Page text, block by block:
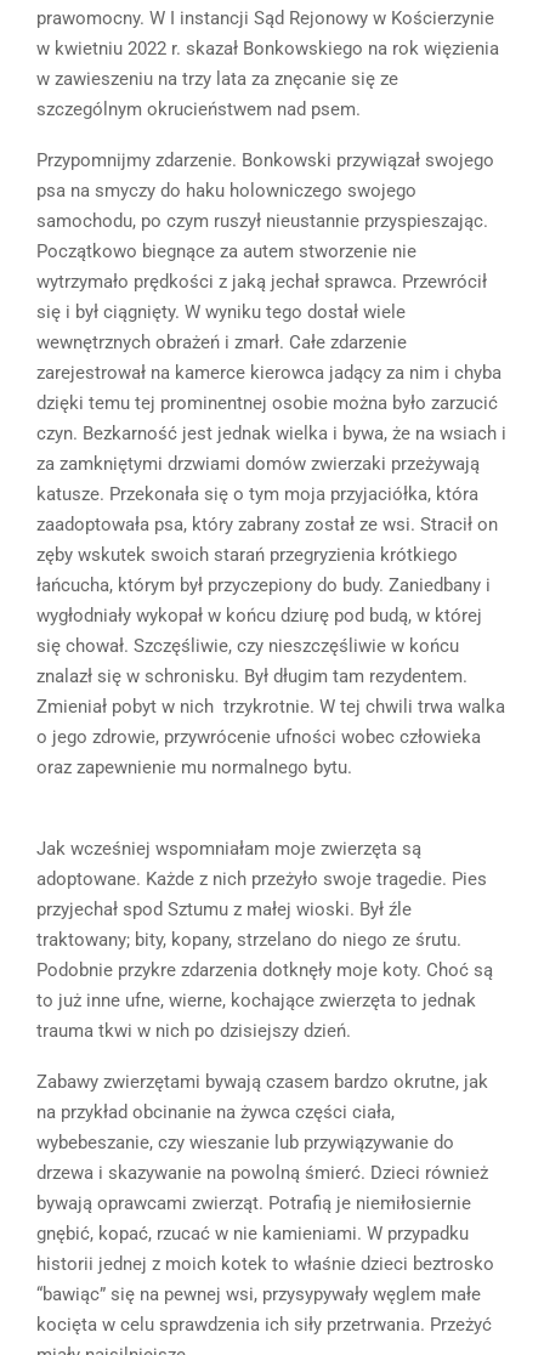
prawomocny. W I instancji Sąd Rejonowy w Kościerzynie
w kwietniu 2022 r. skazał Bonkowskiego na rok więzienia
w zawieszeniu na trzy lata za znęcanie się ze
szczególnym okrucieństwem nad psem.
Przypomnijmy zdarzenie. Bonkowski przywiązał swojego
psa na smyczy do haku holowniczego swojego
samochodu, po czym ruszył nieustannie przyspieszając.
Początkowo biegnące za autem stworzenie nie
wytrzymało prędkości z jaką jechał sprawca. Przewrócił
się i był ciągnięty. W wyniku tego dostał wiele
wewnętrznych obrażeń i zmarł. Całe zdarzenie
zarejestrował na kamerce kierowca jadący za nim i chyba
dzięki temu tej prominentnej osobie można było zarzucić
czyn. Bezkarność jest jednak wielka i bywa, że na wsiach i
za zamkniętymi drzwiami domów zwierzaki przeżywają
katusze. Przekonała się o tym moja przyjaciółka, która
zaadoptowała psa, który zabrany został ze wsi. Stracił on
zęby wskutek swoich starań przegryzienia krótkiego
łańcucha, którym był przyczepiony do budy. Zaniedbany i
wygłodniały wykopał w końcu dziurę pod budą, w której
się chował. Szczęśliwie, czy nieszczęśliwie w końcu
znalazł się w schronisku. Był długim tam rezydentem.
Zmieniał pobyt w nich trzykrotnie. W tej chwili trwa walka
o jego zdrowie, przywrócenie ufności wobec człowieka
oraz zapewnienie mu normalnego bytu.
Jak wcześniej wspomniałam moje zwierzęta są
adoptowane. Każde z nich przeżyło swoje tragedie. Pies
przyjechał spod Sztumu z małej wioski. Był źle
traktowany; bity, kopany, strzelano do niego ze śrutu.
Podobnie przykre zdarzenia dotknęły moje koty. Choć są
to już inne ufne, wierne, kochające zwierzęta to jednak
trauma tkwi w nich po dzisiejszy dzień.
Zabawy zwierzętami bywają czasem bardzo okrutne, jak
na przykład obcinanie na żywca części ciała,
wybebeszanie, czy wieszanie lub przywiązywanie do
drzewa i skazywanie na powolną śmierć. Dzieci również
bywają oprawcami zwierząt. Potrafią je niemiłosiernie
gnębić, kopać, rzucać w nie kamieniami. W przypadku
historii jednej z moich kotek to właśnie dzieci beztrosko
“bawiąc” się na pewnej wsi, przysypywały węglem małe
kocięta w celu sprawdzenia ich siły przetrwania. Przeżyć